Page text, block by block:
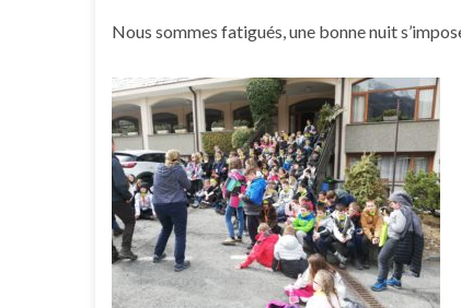
Nous sommes fatigués, une bonne nuit